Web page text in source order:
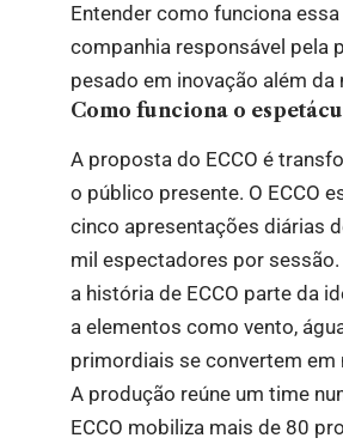
Entender como funciona
companhia responsável pela
pesado em inovação além da
Como funciona o
A proposta do ECCO é
o público presente. O ECCO
cinco apresentações diárias
mil espectadores por
a história de ECCO parte da
a elementos como vento,
primordiais se convertem em
A produção reúne um time
ECCO mobiliza mais de 80